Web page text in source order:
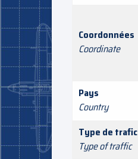
Coordonnées
Coordinate
Pays
Country
Type de trafic
Type of traffic